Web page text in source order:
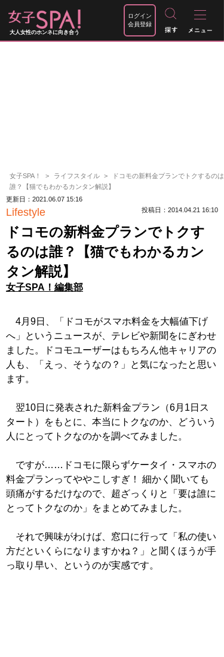
大人女性のホンネに向き合う
ログイン
会員登録
女子SPA！ ライフスタイル
ドコモの新料金プランでトクするのは
誰？【猫でもわかるカンタン解説】
更新日：2021.06.07 15:16
Lifestyle 投稿日：2014.04.21 16:10
ドコモの新料金プランでトクす
るのは誰？【猫でもわかるカン
タン解説】
女子SPA！編集部
4月9日、「ドコモがスマホ料金を大幅値下げ
へ」というニュースが、テレビや新聞をにぎわせ
ました。ドコモユーザーはもちろん他キャリアの
人も、「えっ、そうなの？」と気になったと思い
ます。
翌10日に発表された新料金プラン（6月1日ス
タート）をもとに、本当にトクなのか、どういう
人にとってトクなのかを調べてみました。
ですが……ドコモに限らずケータイ・スマホの
料金プランってややこしすぎ！ 細かく聞いても
頭痛がするだけなので、超ざっくりと「要は誰に
とってトクなのか」をまとめてみました。
それで興味がわけば、窓口に行って「私の使い
方だといくらになりますかね？」と聞くほうが手
っ取り早い、というのが実感です。